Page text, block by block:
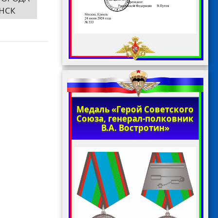
Медаль «Герой Советского
Союза, генерал-полковник
В.А. Востротин»